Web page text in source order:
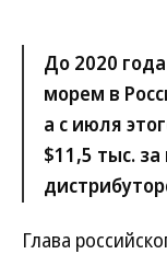
До 2020
морем в
а с июля
$11,5 тыс.
Глава